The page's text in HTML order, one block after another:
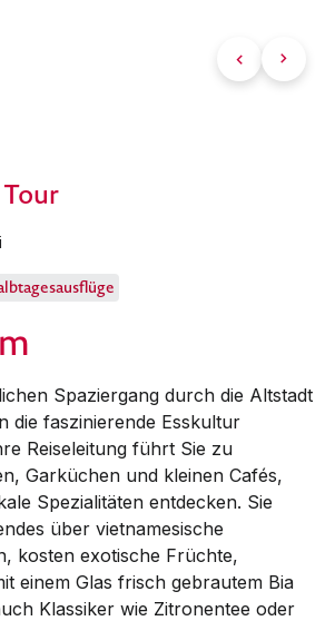
Spaziergang durch die Altstadt
die faszinierende Esskultur
Reiseleitung führt Sie zu
Garküchen und kleinen Cafés,
Spezialitäten entdecken. Sie
über vietnamesische
kosten exotische Früchte,
einem Glas frisch gebrautem Bia
Klassiker wie Zitronentee oder